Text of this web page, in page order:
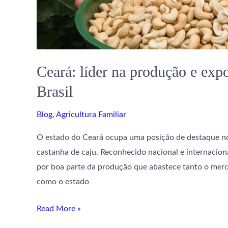
Ceará: líder na produção e
Brasil
Blog, Agricultura Familiar
O estado do Ceará ocupa uma posição de destaque
castanha de caju. Reconhecido nacional e
por boa parte da produção que abastece tanto o
como o estado
Read More »